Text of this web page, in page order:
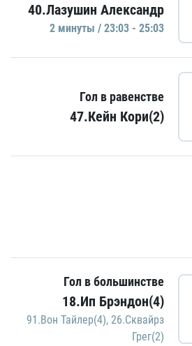
40.Лазушин Александр
2 минуты / 23:03 - 25:03
Гол в равенстве
47.Кейн Кори(2)
Гол в большинстве
18.Ип Брэндон(4)
91.Вон Тайлер(4), 26.Сквайрз
Грег(2)